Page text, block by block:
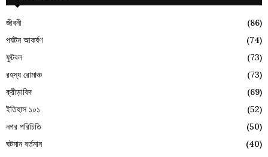
জীবনী
(86)
পর্যটন আকর্ষণ
(74)
ফুটবল
(73)
রহস্য রোমাঞ্চ
(73)
ক্রীড়াবিদ
(69)
ইতিহাস ১০১
(52)
নগর পরিচিতি
(50)
ঘটমান বর্তমান
(40)